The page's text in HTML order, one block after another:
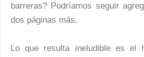
barreras? Podríamos seguir
dos páginas más.
Lo que resulta ineludible es el